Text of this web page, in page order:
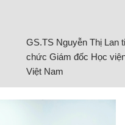
GS.TS Nguyễn Thị Lan
chức Giám đốc Học
Việt Nam